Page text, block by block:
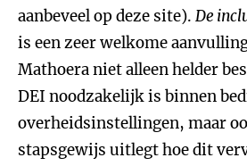
aanbeveel op deze site). De
is een zeer welkome
Mathoera niet alleen helder
DEI noodzakelijk is binnen
overheidsinstellingen, maar
stapsgewijs uitlegt hoe dit